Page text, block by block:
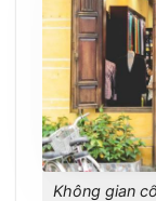
Không gian